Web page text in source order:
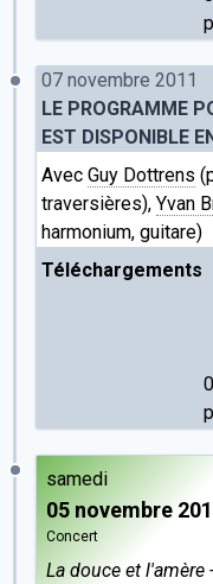
07 novembre 2011
LE PROGRAMME
EST DISPONIBLE
Avec Guy Dottrens
traversières), Yvan
harmonium, guitare)
Téléchargements
samedi
05 novembre
Concert
La douce et l'amère